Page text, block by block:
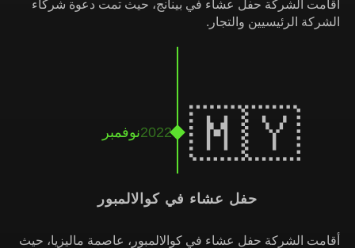
أقامت الشركة حفل عشاء في بينانج، حيث تمت دعوة شركاء
الشركة الرئيسيين والتجار.
حفل عشاء في كوالالمبور
أقامت الشركة حفل عشاء في كوالالمبور، عاصمة ماليزيا، حيث
نوفمبر2022 🇲🇾